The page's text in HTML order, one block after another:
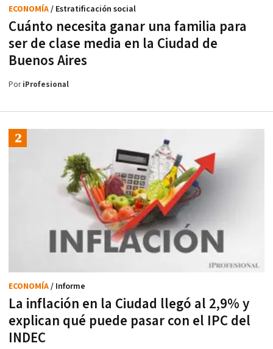
Cuánto necesita ganar una familia para
ser de clase media en la Ciudad de
Buenos Aires
ECONOMÍA/ Estratificación social
PoriProfesional
La inflación en la Ciudad llegó al 2,9% y
explican qué puede pasar con el IPC del
INDEC
ECONOMÍA/ Informe